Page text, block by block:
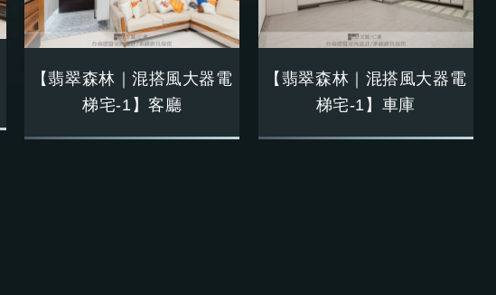
【翡翠森林｜混搭風大器電
梯宅-1】客廳
【翡翠森林｜混搭風大器電
梯宅-1】車庫